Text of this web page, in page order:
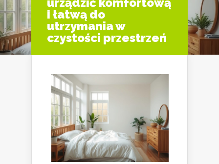
i łatwą do
utrzymania w
czystości przestrzeń